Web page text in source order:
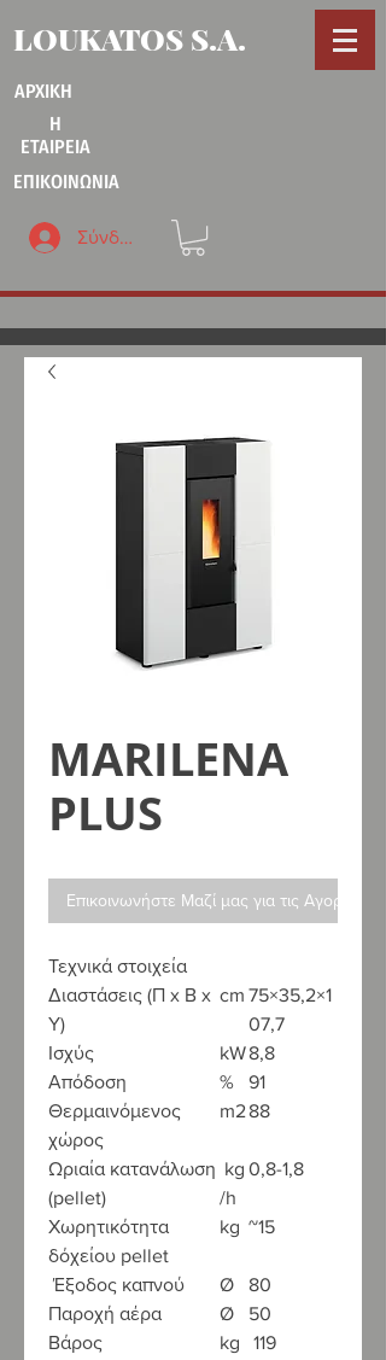
LOUKATOS S.A.
ΑΡΧΙΚΗ
Η
ΕΤΑΙΡΕΙΑ
ΕΠΙΚΟΙΝΩΝΙΑ
Σύνδεση
MARILENA
PLUS
Επικοινωνήστε Μαζί μας για τις Αγορές σας
Τεχνικά στοιχεία
Διαστάσεις (Π x Β x
Υ)
cm 75×35,2×1
07,7
Ισχύς
kW8,8
Απόδοση
%
91
Θερμαινόμενος
χώρος
m288
Ωριαία κατανάλωση
(pellet)
kg
/h
0,8-1,8
Χωρητικότητα
δόχείου pellet
kg ~15
Έξοδος καπνού Ø
80
Παροχή αέρα
Ø
50
Βάρος
kg
119